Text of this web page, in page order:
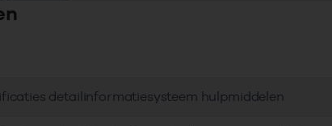
detailinformatiesysteem hulpmiddelen